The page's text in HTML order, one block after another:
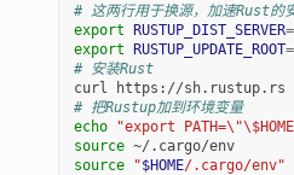
# 这两行用于换源，加速Rust的
export RUSTUP_DIST_SERVER=
export RUSTUP_UPDATE_ROOT=
# 安装Rust
curl
https://sh.rustup.rs
# 把Rustup加到环境变量
echo
"export
source
source
"$HOME/.cargo/env"